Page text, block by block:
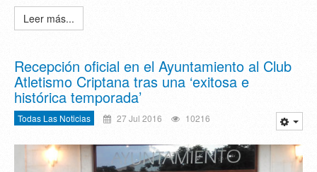
Leer más...
Recepción oficial en el Ayuntamiento al Club
Atletismo Criptana tras una ‘exitosa e
histórica temporada’
Todas Las Noticias 27 Jul 2016 10216